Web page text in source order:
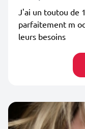
J'ai un toutou de
parfaitement m
leurs besoins